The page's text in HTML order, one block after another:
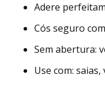
Adere
Cós seguro
Sem abertura:
Use com: